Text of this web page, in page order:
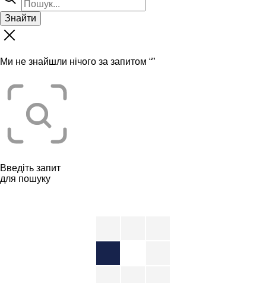
Знайти
Ми не знайшли нічого за запитом “”
Введіть запит
для пошуку